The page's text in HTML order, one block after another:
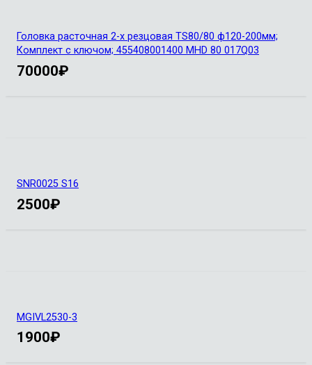
Головка расточная 2-х резцовая TS80/80 ф120-200мм;
Комплект с ключом; 455408001400 MHD 80 017Q03
70000₽
SNR0025 S16
2500₽
MGIVL2530-3
1900₽